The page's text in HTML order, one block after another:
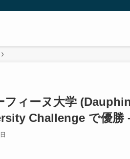
フィーヌ大学
Challenge で優勝